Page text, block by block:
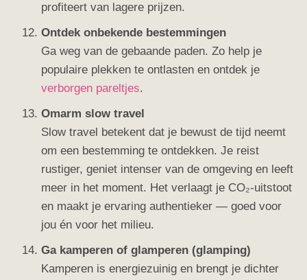
profiteert van lagere prijzen.
Ontdek onbekende bestemmingen
Ga weg van de gebaande paden. Zo help je
populaire plekken te ontlasten en ontdek je
verborgen pareltjes.
Omarm slow travel
Slow travel betekent dat je bewust de tijd neemt
om een bestemming te ontdekken. Je reist
rustiger, geniet intenser van de omgeving en leeft
meer in het moment. Het verlaagt je CO₂-uitstoot
en maakt je ervaring authentieker — goed voor
jou én voor het milieu.
Ga kamperen of glamperen (glamping)
Kamperen is energiezuinig en brengt je dichter